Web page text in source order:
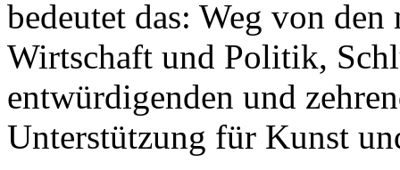
bedeutet das: Weg von
Wirtschaft und Politik,
entwürdigenden und
Unterstützung für Kunst